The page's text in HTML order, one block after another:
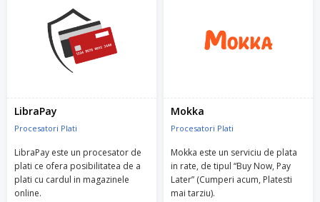
LibraPay
Procesatori Plati
LibraPay este un procesator de
plati ce ofera posibilitatea de a
plati cu cardul in magazinele
online.
Mokka
Procesatori Plati
Mokka este un serviciu de plata
in rate, de tipul “Buy Now, Pay
Later” (Cumperi acum, Platesti
mai tarziu).